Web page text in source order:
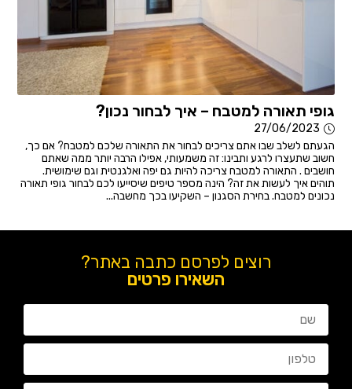
גופי תאורה למטבח – איך לבחור נכון?
27/06/2023
הגעתם לשלב שבו אתם צריכים לבחור את התאורה שלכם למטבח? אם כך,
חשוב שתעצרו לרגע ותבינו: זה משמעותי, אפילו הרבה יותר ממה שאתם
חושבים . התאורה למטבח צריכה להיות גם יפה ואלגנטית וגם שימושית.
תוהים איך לעשות את זה? הינה מספר טיפים שיסייעו לכם לבחור גופי תאורה
נכונים למטבח. בחירת הסגנון – השקיעו בכך מחשבה...
רוצים לפרסם כתבה באתר?
השאירו פרטים